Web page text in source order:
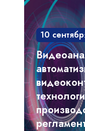
видеоконтроль
процессов,
регламентов
10